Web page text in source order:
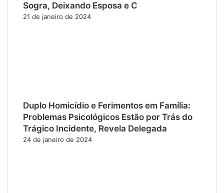
Sogra, Deixando Esposa e C
21 de janeiro de 2024
Duplo Homicídio e Ferimentos em Família:
Problemas Psicológicos Estão por Trás do
Trágico Incidente, Revela Delegada
24 de janeiro de 2024